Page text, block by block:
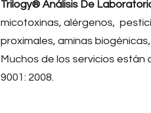
Trilogy® Análisis De
micotoxinas, alérgenos,
proximales, aminas
Muchos de los servicios están
9001: 2008.